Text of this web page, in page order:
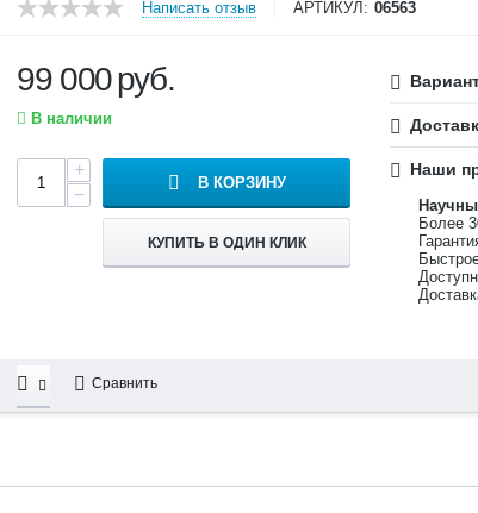
Написать отзыв АРТИКУЛ: 06563
99 000руб.
В наличии
+
−
В КОРЗИНУ
КУПИТЬ В ОДИН КЛИК
Наши
Более
Сравнить